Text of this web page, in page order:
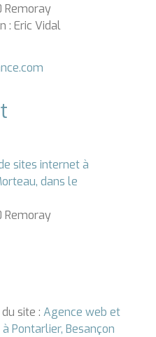
Remoray
: Eric Vidal
.com
sites internet à
dans le
Remoray
site : Agence web et
Pontarlier, Besançon